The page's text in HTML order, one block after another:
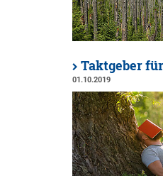
Taktgeber
01.10.2019